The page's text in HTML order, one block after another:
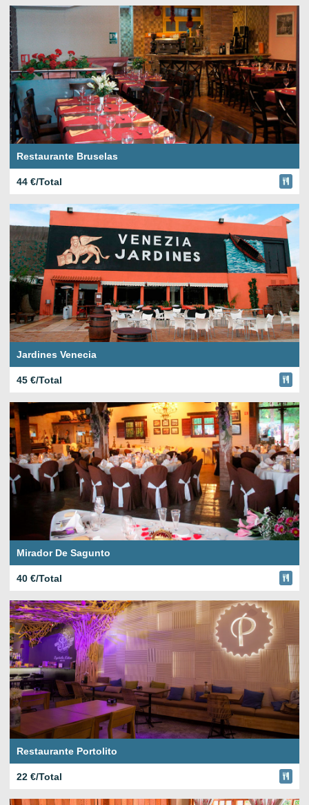
Restaurante Bruselas
44 €/Total
Jardines Venecia
45 €/Total
Mirador De Sagunto
40 €/Total
Restaurante Portolito
22 €/Total